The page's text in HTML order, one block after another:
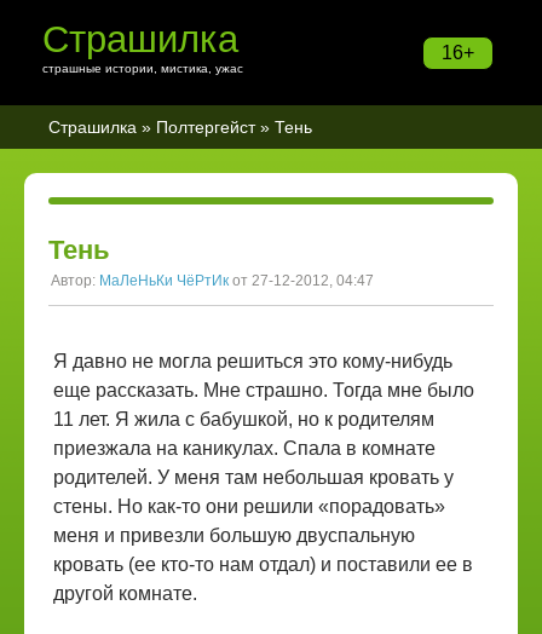
16+
Страшилка
страшные истории, мистика, ужас
Страшилка » Полтергейст» Тень
Тень
Автор: МаЛеНьКи ЧёРтИк от 27-12-2012, 04:47
Я давно не могла решиться это кому-нибудь
еще рассказать. Мне страшно. Тогда мне было
11 лет. Я жила с бабушкой, но к родителям
приезжала на каникулах. Спала в комнате
родителей. У меня там небольшая кровать у
стены. Но как-то они решили «порадовать»
меня и привезли большую двуспальную
кровать (ее кто-то нам отдал) и поставили ее в
другой комнате.